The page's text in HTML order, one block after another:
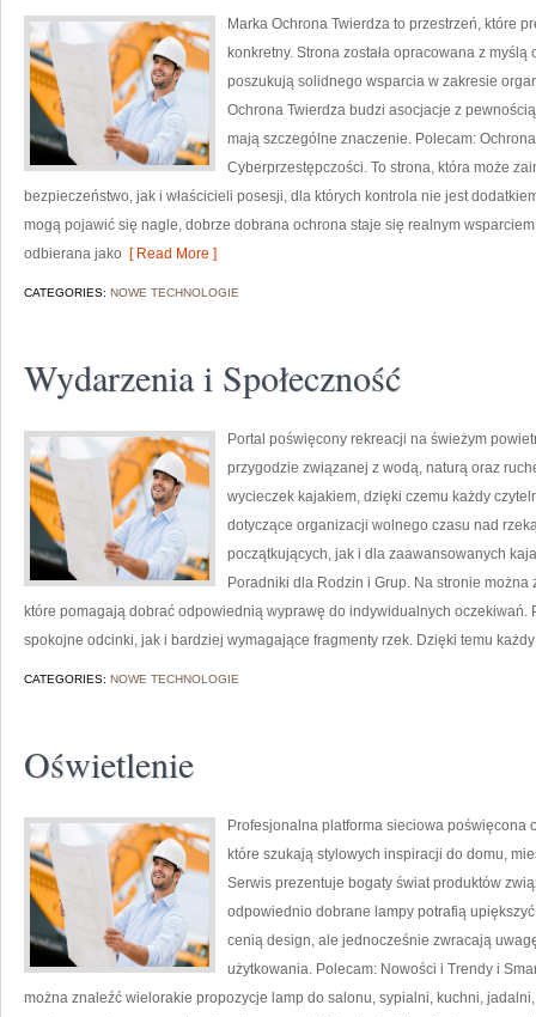
Marka Ochrona Twierdza to przestrzeń, które
konkretny. Strona została opracowana z
poszukują solidnego wsparcia w zakresie
Ochrona Twierdza budzi asocjacje z
mają szczególne znaczenie. Polecam:
Cyberprzestępczości. To strona, która może
bezpieczeństwo, jak i właścicieli posesji, dla których kontrola nie jest
mogą pojawić się nagle, dobrze dobrana ochrona staje się realnym
odbierana jako [ Read More ]
CATEGORIES: NOWE TECHNOLOGIE
Wydarzenia i Społeczność
Portal poświęcony rekreacji na świeżym
przygodzie związanej z wodą, naturą oraz
wycieczek kajakiem, dzięki czemu każdy
dotyczące organizacji wolnego czasu nad
początkujących, jak i dla zaawansowanych
Poradniki dla Rodzin i Grup. Na stronie
które pomagają dobrać odpowiednią wyprawę do indywidualnych oczekiwań.
spokojne odcinki, jak i bardziej wymagające fragmenty rzek. Dzięki temu
CATEGORIES: NOWE TECHNOLOGIE
Oświetlenie
Profesjonalna platforma sieciowa poświęcona
które szukają stylowych inspiracji do domu,
Serwis prezentuje bogaty świat produktów
odpowiednio dobrane lampy potrafią
cenią design, ale jednocześnie zwracają
użytkowania. Polecam: Nowości i Trendy i
można znaleźć wielorakie propozycje lamp do salonu, sypialni, kuchni,